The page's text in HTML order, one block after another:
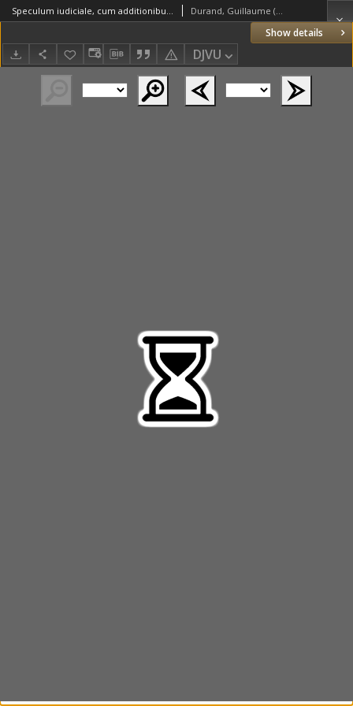
Show details
DJVU
Speculum iudiciale, cum additionibus Ioannis Andreae et Baldi de Ubaldis. P. 2 Durand, Guillaume (1230–1296)